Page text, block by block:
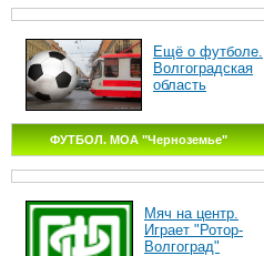
Ещё о футболе.
Волгоградская
область
ФУТБОЛ. МОА "Черноземье"
Мяч на центр.
Играет "Ротор-
Волгоград"